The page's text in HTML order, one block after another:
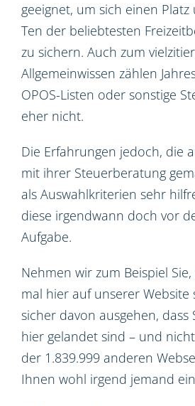
geeignet, um sich einen
Ten der beliebtesten
zu sichern. Auch zum
Allgemeinwissen zählen
OPOS-Listen oder sonstige
eher nicht.
Die Erfahrungen jedoch, die
mit ihrer Steuerberatung
als Auswahlkriterien sehr
diese irgendwann doch vor
Aufgabe.
Nehmen wir zum Beispiel
mal hier auf unserer Website
sicher davon ausgehen, dass
hier gelandet sind – und
der 1.839.999 anderen
Ihnen wohl irgend jemand